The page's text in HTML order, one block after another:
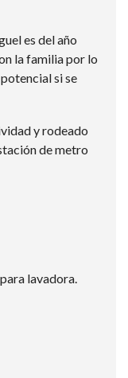
es del año
la familia por lo
si se
y rodeado
de metro
lavadora.